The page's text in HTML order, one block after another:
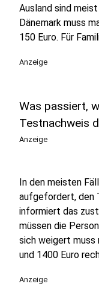
Ausland sind
Dänemark muss
150 Euro. Für
Anzeige
Was passiert,
Testnachweis
Anzeige
In den meisten
aufgefordert, den
informiert das
müssen die
sich weigert muss
und 1400 Euro
Anzeige